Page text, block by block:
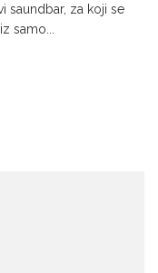
saundbar, za koji se
samo